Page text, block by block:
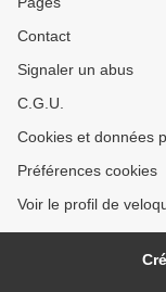
Contact
Signaler un abus
C.G.U.
Cookies et données
Préférences cookies
Voir le profil de